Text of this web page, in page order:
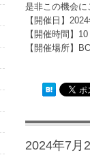
是非この機会に
【開催日】
【開催時間】
【開催場所】
2024年7月